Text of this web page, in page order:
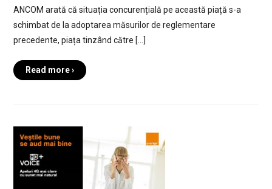
ANCOM arată că situația concurențială pe această piață s-a
schimbat de la adoptarea măsurilor de reglementare
precedente, piața tinzând către […]
Read more ›